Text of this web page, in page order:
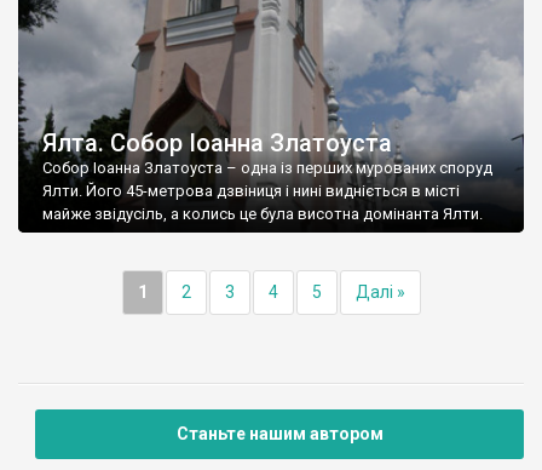
Ялта. Собор Іоанна Златоуста
Собор Іоанна Златоуста – одна із перших мурованих споруд
Ялти. Його 45-метрова дзвіниця і нині видніється в місті
майже звідусіль, а колись це була висотна домінанта Ялти.
1 2 3 4 5 Далі »
Станьте нашим автором